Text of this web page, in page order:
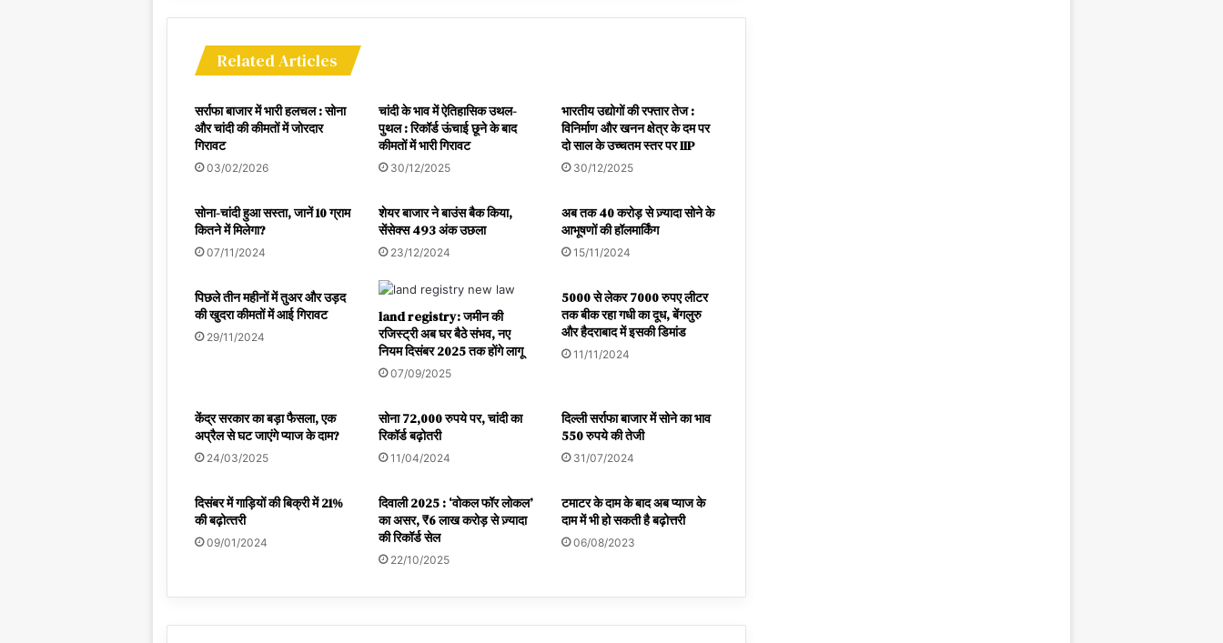
Related Articles
सर्राफा बाजार में भारी हलचल : सोना
और चांदी की कीमतों में जोरदार
गिरावट
03/02/2026
चांदी के भाव में ऐतिहासिक उथल-
पुथल : रिकॉर्ड ऊंचाई छूने के बाद
कीमतों में भारी गिरावट
30/12/2025
भारतीय उद्योगों की रफ्तार तेज :
विनिर्माण और खनन क्षेत्र के दम पर
दो साल के उच्चतम स्तर पर IIP
30/12/2025
सोना-चांदी हुआ सस्ता, जानें 10 ग्राम
कितने में मिलेगा?
07/11/2024
शेयर बाजार ने बाउंस बैक किया,
सेंसेक्स 493 अंक उछला
23/12/2024
अब तक 40 करोड़ से ज़्यादा सोने के
आभूषणों की हॉलमार्किंग
15/11/2024
पिछले तीन महीनों में तुअर और उड़द
की खुदरा कीमतों में आई गिरावट
29/11/2024
land registry: जमीन की
रजिस्ट्री अब घर बैठे संभव, नए
नियम दिसंबर 2025 तक होंगे लागू
07/09/2025
5000 से लेकर 7000 रुपए लीटर
तक बीक रहा गधी का दूध, बेंगलुरु
और हैदराबाद में इसकी डिमांड
11/11/2024
केंद्र सरकार का बड़ा फैसला, एक
अप्रैल से घट जाएंगे प्याज के दाम?
24/03/2025
सोना 72,000 रुपये पर, चांदी का
रिकॉर्ड बढ़ोतरी
11/04/2024
दिल्ली सर्राफा बाजार में सोने का भाव
550 रुपये की तेजी
31/07/2024
दिसंबर में गाड़ियों की बिक्री में 21%
की बढ़ोत्‍तरी
09/01/2024
दिवाली 2025 : ‘वोकल फॉर लोकल’
का असर, ₹6 लाख करोड़ से ज़्यादा
की रिकॉर्ड सेल
22/10/2025
टमाटर के दाम के बाद अब प्याज के
दाम में भी हो सकती है बढ़ोत्तरी
06/08/2023